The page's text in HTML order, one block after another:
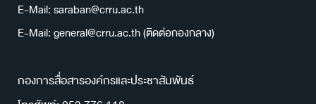
E-Mail: saraban@crru.ac.th
E-Mail: general@crru.ac.th (ติดต่อกองกลาง)
กองการสื่อสารองค์กรและประชาสัมพันธ์